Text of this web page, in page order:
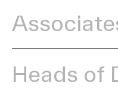
Heads of